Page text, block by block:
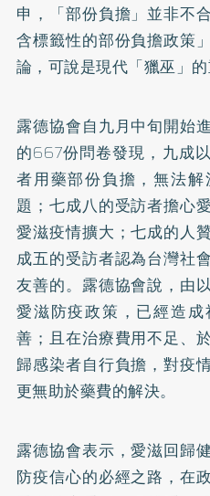
申，「部份負擔」並非不
含標籤性的部份負擔政策
論，可說是現代「獵巫」的
露德協會自九月中旬開始
的667份問卷發現，九成
者用藥部份負擔，無法
題；七成八的受訪者擔心
愛滋疫情擴大；七成的人
成五的受訪者認為台灣社
友善的。露德協會說，由
愛滋防疫政策，已經造
善；且在治療費用不足、
歸感染者自行負擔，對疫
更無助於藥費的解決。
露德協會表示，愛滋回歸
防疫信心的必經之路，在